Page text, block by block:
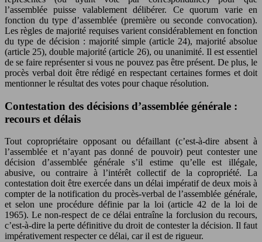
l’assemblée puisse valablement délibérer. Ce quorum varie en
fonction du type d’assemblée (première ou seconde convocation).
Les règles de majorité requises varient considérablement en fonction
du type de décision : majorité simple (article 24), majorité absolue
(article 25), double majorité (article 26), ou unanimité. Il est essentiel
de se faire représenter si vous ne pouvez pas être présent. De plus, le
procès verbal doit être rédigé en respectant certaines formes et doit
mentionner le résultat des votes pour chaque résolution.
Contestation des décisions d’assemblée générale :
recours et délais
Tout copropriétaire opposant ou défaillant (c’est-à-dire absent à
l’assemblée et n’ayant pas donné de pouvoir) peut contester une
décision d’assemblée générale s’il estime qu’elle est illégale,
abusive, ou contraire à l’intérêt collectif de la copropriété. La
contestation doit être exercée dans un délai impératif de deux mois à
compter de la notification du procès-verbal de l’assemblée générale,
et selon une procédure définie par la loi (article 42 de la loi de
1965). Le non-respect de ce délai entraîne la forclusion du recours,
c’est-à-dire la perte définitive du droit de contester la décision. Il faut
impérativement respecter ce délai, car il est de rigueur.